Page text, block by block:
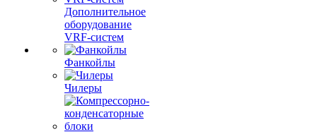
Дополнительное
оборудование
VRF-систем
Фанкойлы
Чилеры